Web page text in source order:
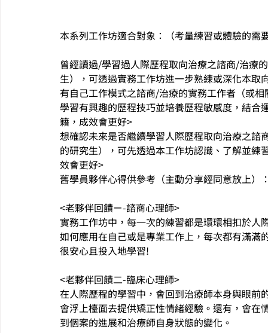
本系列工作坊適合對象：（考量練習或體驗的
曾經讀過/學習過人際歷程取向治療之諮商/治療
生），可透過實務工作坊進一步熟練或深化本取
有自己工作模式之諮商/治療的實務工作者（或
學習有興趣的歷程技巧並培養歷程敏感度，結合
籍，成效會更好>
想確認未來是否繼續學習人際歷程取向治療之
的研究生），可先透過本工作坊認識、了解並
效會更好>
舊學員夥伴心得供參考（主動分享經同意放上）
<老夥伴回饋ㄧ-諮商心理師>
實務工作坊中，每一次的練習都是環環相扣於
如何應用在自己或是專業工作上，每次都有滿
很安心且投入地學習!
<老夥伴回饋二-臨床心理師>
在人際歷程的學習中，會回到治療師本身與眼
會浮上檯面去提供矯正性情緒經驗。還有，會
到個案的進展和治療師自身狀態的變化。